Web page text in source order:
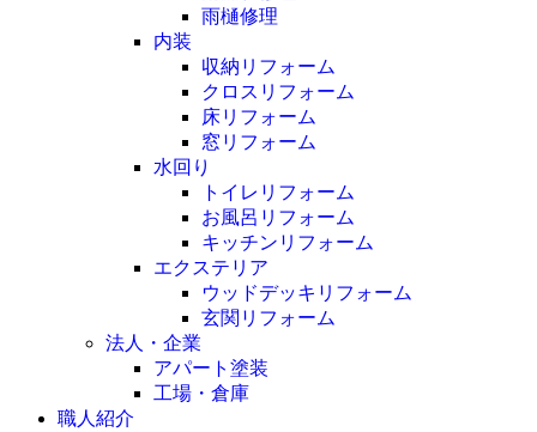
雨樋修理
内装
収納リフォーム
クロスリフォーム
床リフォーム
窓リフォーム
水回り
トイレリフォーム
お風呂リフォーム
キッチンリフォーム
エクステリア
ウッドデッキリフォーム
玄関リフォーム
法人・企業
アパート塗装
工場・倉庫
職人紹介